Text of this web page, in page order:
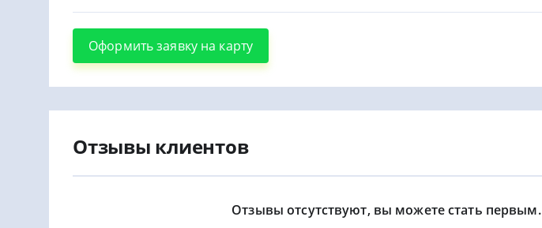
Оформить заявку на карту
Отзывы клиентов
Отзывы отсутствуют, вы можете стать первым.